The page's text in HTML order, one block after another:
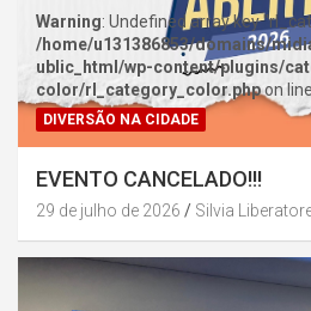
Warning: Undefined array key
/home/u131386853/domains/
ublic_html/wp-content/plugins/
color/rl_category_color.phpon line
DIVERSÃO NA CIDADE
EVENTO CANCELADO!!!
29 de julho de 2026 Silvia